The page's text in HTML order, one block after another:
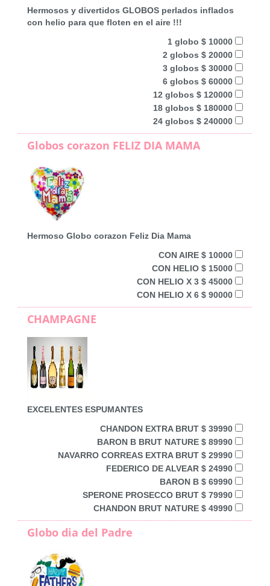
Hermosos y divertidos GLOBOS perlados inflados
con helio para que floten en el aire !!!
1 globo $ 10000
2 globos $ 20000
3 globos $ 30000
6 globos $ 60000
12 globos $ 120000
18 globos $ 180000
24 globos $ 240000
Globos corazon FELIZ DIA MAMA
Hermoso Globo corazon Feliz Dia Mama
CON AIRE $ 10000
CON HELIO $ 15000
CON HELIO X 3 $ 45000
CON HELIO X 6 $ 90000
CHAMPAGNE
EXCELENTES ESPUMANTES
CHANDON EXTRA BRUT $ 39990
BARON B BRUT NATURE $ 89990
NAVARRO CORREAS EXTRA BRUT $ 29990
FEDERICO DE ALVEAR $ 24990
BARON B $ 69990
SPERONE PROSECCO BRUT $ 79990
CHANDON BRUT NATURE $ 49990
Globo dia del Padre